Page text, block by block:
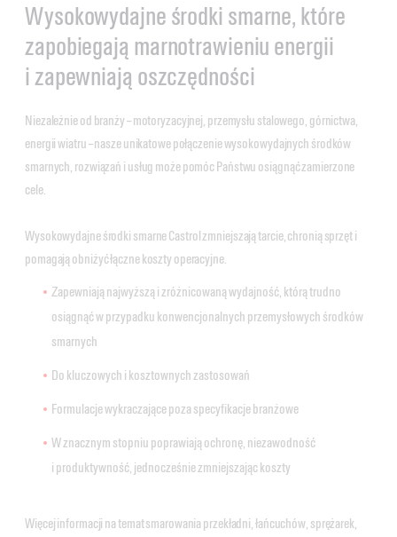
Wysokowydajne środki smarne, które
zapobiegają marnotrawieniu energii
i zapewniają oszczędności
Niezależnie od branży – motoryzacyjnej, przemysłu stalowego, górnictwa,
energii wiatru – nasze unikatowe połączenie wysokowydajnych środków
smarnych, rozwiązań i usług może pomóc Państwu osiągnąć zamierzone
cele.
Wysokowydajne środki smarne Castrol zmniejszają tarcie, chronią sprzęt i
pomagają obniżyć łączne koszty operacyjne.
Zapewniają najwyższą i zróżnicowaną wydajność, którą trudno
osiągnąć w przypadku konwencjonalnych przemysłowych środków
smarnych
Do kluczowych i kosztownych zastosowań
Formulacje wykraczające poza specyfikacje branżowe
W znacznym stopniu poprawiają ochronę, niezawodność
i produktywność, jednocześnie zmniejszając koszty
Więcej informacji na temat smarowania przekładni, łańcuchów, sprężarek,